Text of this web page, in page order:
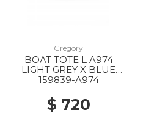
Gregory
BOAT TOTE L A974
LIGHT GREY X BLUE
GREY
159839-A974
$ 720